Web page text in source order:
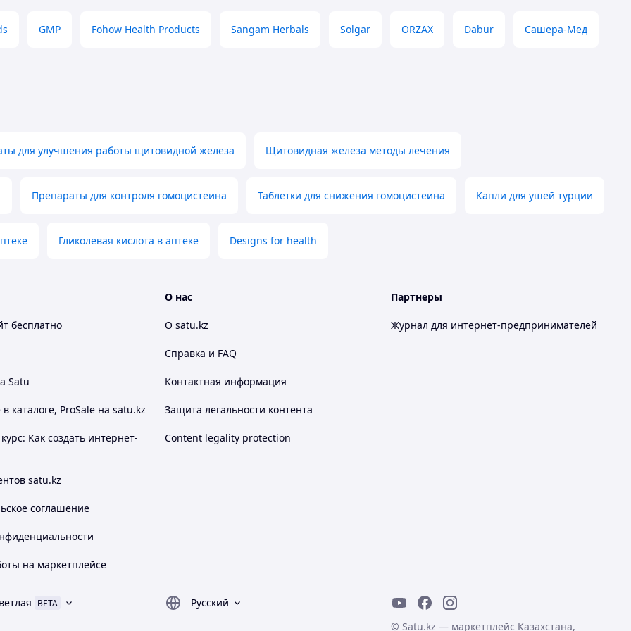
поступает в кровь.
ДНК. Многим детям помогает с речью
- поддерживает здоровый метаболизм
не будет допускать повышения гомоцистеина в
GMP Fohow Health Products Sangam Herbals Solgar ORZAX Dabur Сашера-Мед
для улучшения работы щитовидной железа Щитовидная железа методы лечения
Препараты для контроля гомоцистеина Таблетки для снижения гомоцистеина Капли для ушей турции
Гликолевая кислота в аптеке Designs for health
бесплатно
Satu
каталоге, ProSale на satu.kz
Как создать интернет-
satu.kz
соглашение
на маркетплейсе
О нас
О satu.kz
Справка и FAQ
Контактная информация
Защита легальности контента
Content legality protection
Партнеры
Журнал для интернет-предпринимателей
BETA
Русский
© Satu.kz — маркетплейс Казахстана,